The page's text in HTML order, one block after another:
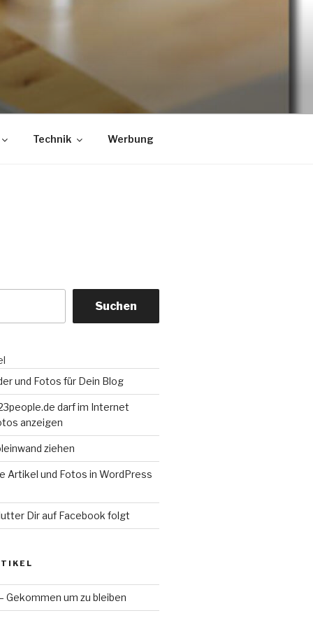
Technik Werbung
Suchen
und Fotos für Dein Blog
darf im Internet
anzeigen
ziehen
Artikel und Fotos in WordPress
Dir auf Facebook folgt
Gekommen um zu bleiben